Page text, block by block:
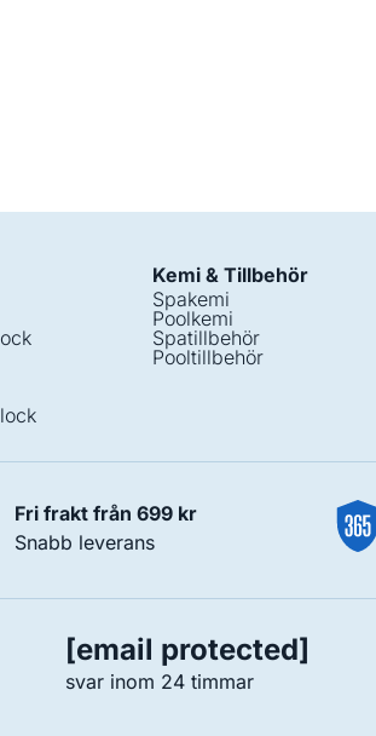
Kemi & Tillbehör
Spakemi
Poolkemi
Spatillbehör
Pooltillbehör
Fri frakt från 699 kr
Snabb leverans
[email protected]
svar inom 24 timmar